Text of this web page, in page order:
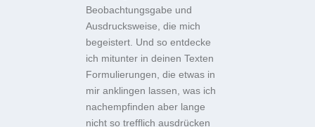
Beobachtungsgabe und
Ausdrucksweise, die mich
begeistert. Und so entdecke
ich mitunter in deinen Texten
Formulierungen, die etwas in
mir anklingen lassen, was ich
nachempfinden aber lange
nicht so trefflich ausdrücken